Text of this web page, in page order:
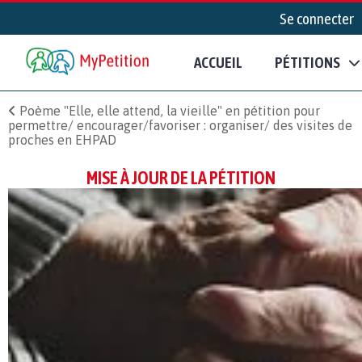
Se connecter
ACCUEIL PÉTITIONS
Poème "Elle, elle attend, la vieille" en pétition pour
permettre/ encourager/favoriser : organiser/ des visites de
proches en EHPAD
MISE À JOUR DE LA PÉTITION